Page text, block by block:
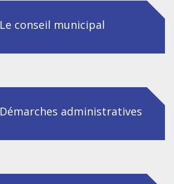
Le conseil municipal
Démarches administratives